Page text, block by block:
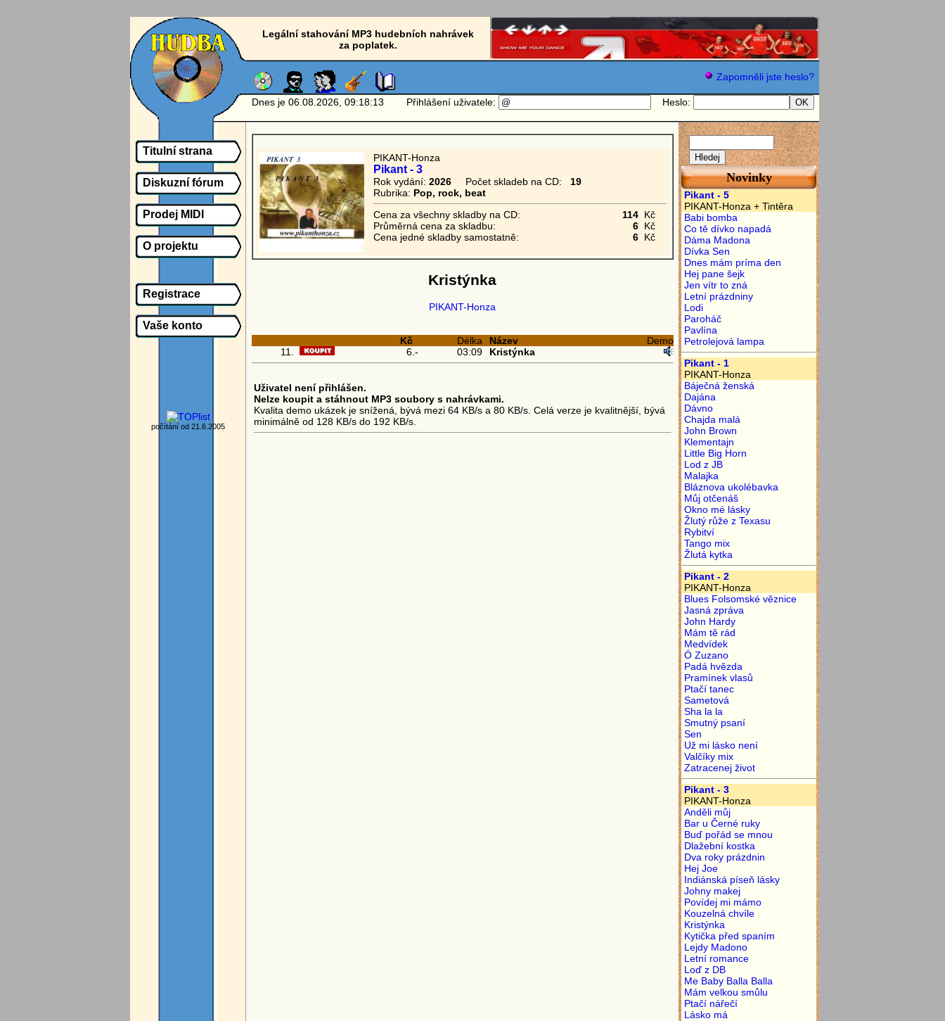
Legální stahování MP3 hudebních nahrávek
za poplatek.
Zapomněli jste heslo?
Dnes je 06.08.2026, 09:18:13 Přihlášení uživatele: Heslo:
Titulní strana
Diskuzní fórum
Prodej MIDI
O projektu
Registrace
Vaše konto
počítání od 21.6.2005
PIKANT-Honza
Pikant - 3
Rok vydání: 2026Počet skladeb na CD: 19
Rubrika: Pop, rock, beat
Cena za všechny skladby na CD:
114Kč
Průměrná cena za skladbu:
6Kč
Cena jedné skladby samostatně:
6Kč
Kristýnka
PIKANT-Honza
Kč Délka Název
Demo
11.
6.- 03:09 Kristýnka
Uživatel není přihlášen.
Nelze koupit a stáhnout MP3 soubory s nahrávkami.
Kvalita demo ukázek je snížená, bývá mezi 64 KB/s a 80 KB/s. Celá verze je kvalitnější, bývá
minimálně od 128 KB/s do 192 KB/s.
Novinky
Pikant - 5
PIKANT-Honza + Tintěra
Babi bomba
Co tě dívko napadá
Dáma Madona
Dívka Sen
Dnes mám príma den
Hej pane šejk
Jen vítr to zná
Letní prázdniny
Lodi
Paroháč
Pavlína
Petrolejová lampa
Pikant - 1
PIKANT-Honza
Báječná ženská
Dajána
Dávno
Chajda malá
John Brown
Klementajn
Little Big Horn
Lod z JB
Malajka
Bláznova ukolébavka
Můj otčenáš
Okno mé lásky
Žlutý růže z Texasu
Rybitví
Tango mix
Žlutá kytka
Pikant - 2
PIKANT-Honza
Blues Folsomské věznice
Jasná zpráva
John Hardy
Mám tě rád
Medvídek
Ó Zuzano
Padá hvězda
Pramínek vlasů
Ptačí tanec
Sametová
Sha la la
Smutný psaní
Sen
Už mi lásko není
Valčíky mix
Zatracenej život
Pikant - 3
PIKANT-Honza
Anděli můj
Bar u Černé ruky
Buď pořád se mnou
Dlažební kostka
Dva roky prázdnin
Hej Joe
Indiánská píseň lásky
Johny makej
Povídej mi mámo
Kouzelná chvíle
Kristýnka
Kytička před spaním
Lejdy Madono
Letní romance
Loď z DB
Me Baby Balla Balla
Mám velkou smůlu
Ptačí nářečí
Lásko má